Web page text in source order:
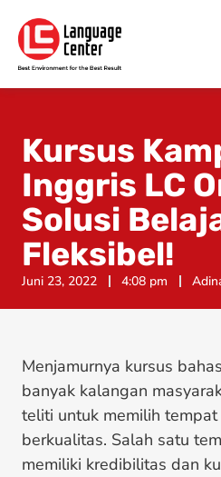
Kursus
Inggris LC
Solusi
Fleksibel!
Juni 23, 2022 4:08 pm
Menjamurnya kursus
banyak kalangan
teliti untuk memilih tempat
berkualitas. Salah satu
memiliki kredibilitas dan